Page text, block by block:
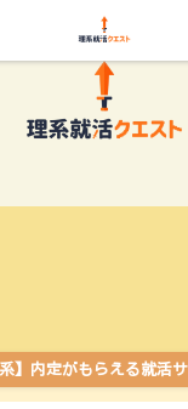
系】内定がもらえる就活